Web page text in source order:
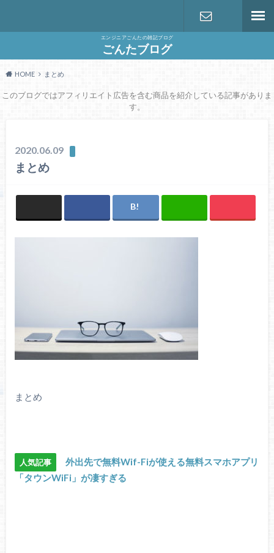
エンジニアごんたの雑記ブログ
ごんたブログ
HOME まとめ
このブログではアフィリエイト広告を含む商品を紹介している記事がありま
す。
2020.06.09
まとめ
まとめ
人気記事
外出先で無料Wif-Fiが使える無料スマホアプリ
「タウンWiFi」が凄すぎる